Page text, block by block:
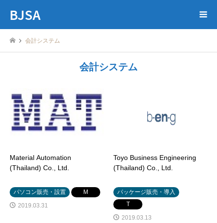
BJSA
会計システム
会計システム
Material Automation
(Thailand) Co., Ltd.
パソコン販売・設置
M
2019.03.31
Toyo Business Engineering
(Thailand) Co., Ltd.
パッケージ販売・導入
T
2019.03.13